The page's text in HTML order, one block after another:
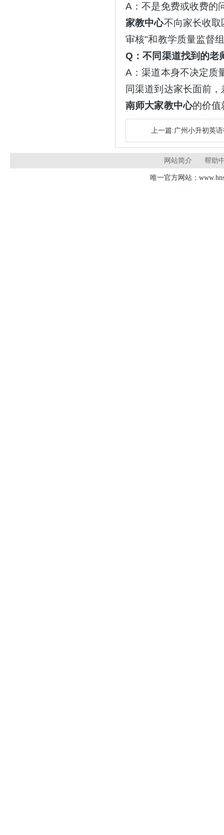
A：不是免费或收费的
家教中心不向家长收
审核"和教学质量监督
Q：不同渠道找到的老
A：渠道本身不决定质
同渠道到达家长面前
南师大家教中心的价值
上一篇:广州小升初英
网站简介 帮助
唯一官方网站：